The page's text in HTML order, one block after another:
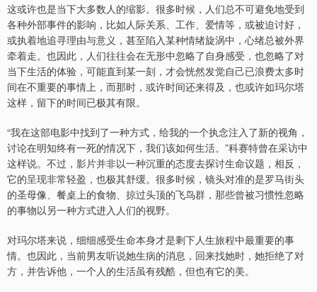
这或许也是当下大多数人的缩影。很多时候，人们总不可避免地受到
各种外部事件的影响，比如人际关系、工作、爱情等，或被迫讨好，
或执着地追寻理由与意义，甚至陷入某种情绪旋涡中，心绪总被外界
牵着走。也因此，人们往往会在无形中忽略了自身感受，也忽略了对
当下生活的体验，可能直到某一刻，才会恍然发觉自己已浪费太多时
间在不重要的事情上，而那时，或许时间还来得及，也或许如玛尔塔
这样，留下的时间已极其有限。
“我在这部电影中找到了一种方式，给我的一个执念注入了新的视角，
讨论在明知终有一死的情况下，我们该如何生活。”科赛特曾在采访中
这样说。不过，影片并非以一种沉重的态度去探讨生命议题，相反，
它的呈现非常轻盈，也极其舒缓。很多时候，镜头对准的是罗马街头
的圣母像、餐桌上的食物、掠过头顶的飞鸟群，那些曾被习惯性忽略
的事物以另一种方式进入人们的视野。
对玛尔塔来说，细细感受生命本身才是剩下人生旅程中最重要的事
情。也因此，当前男友听说她生病的消息，回来找她时，她拒绝了对
方，并告诉他，一个人的生活虽有残酷，但也有它的美。